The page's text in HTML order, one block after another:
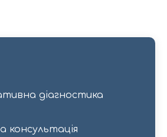
діагностика
консультація